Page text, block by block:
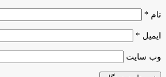
نام *
ایمیل *
وب‌ سایت